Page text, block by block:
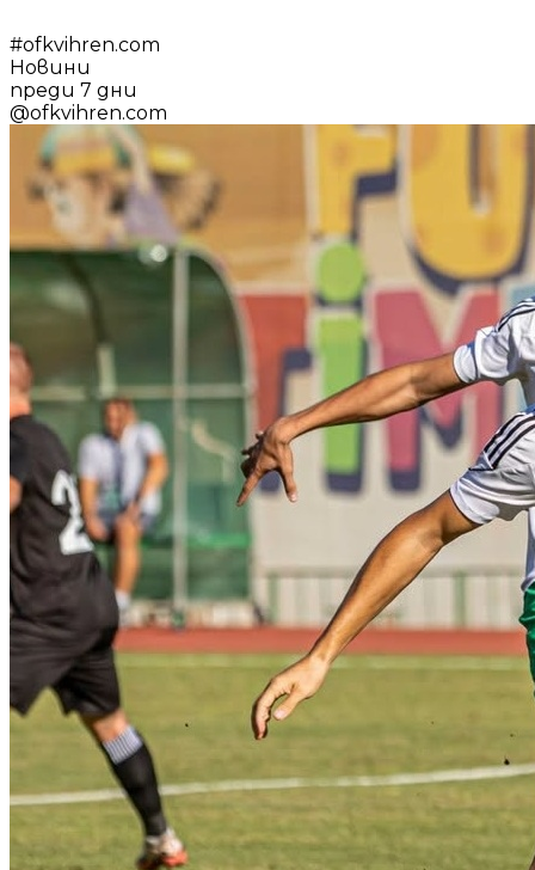
#ofkvihren.com
Новини
преди 7 дни
@ofkvihren.com